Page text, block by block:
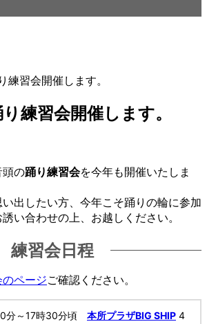
練習会開催します。
練習会開催します。
頭の踊り練習会を今年も開催いたしま
出したい方、今年こそ踊りの輪に参加
い合わせの上、お越しください。
練習会日程
ページご確認ください。
分～17時30分頃 本所プラザBIG SHIP 4